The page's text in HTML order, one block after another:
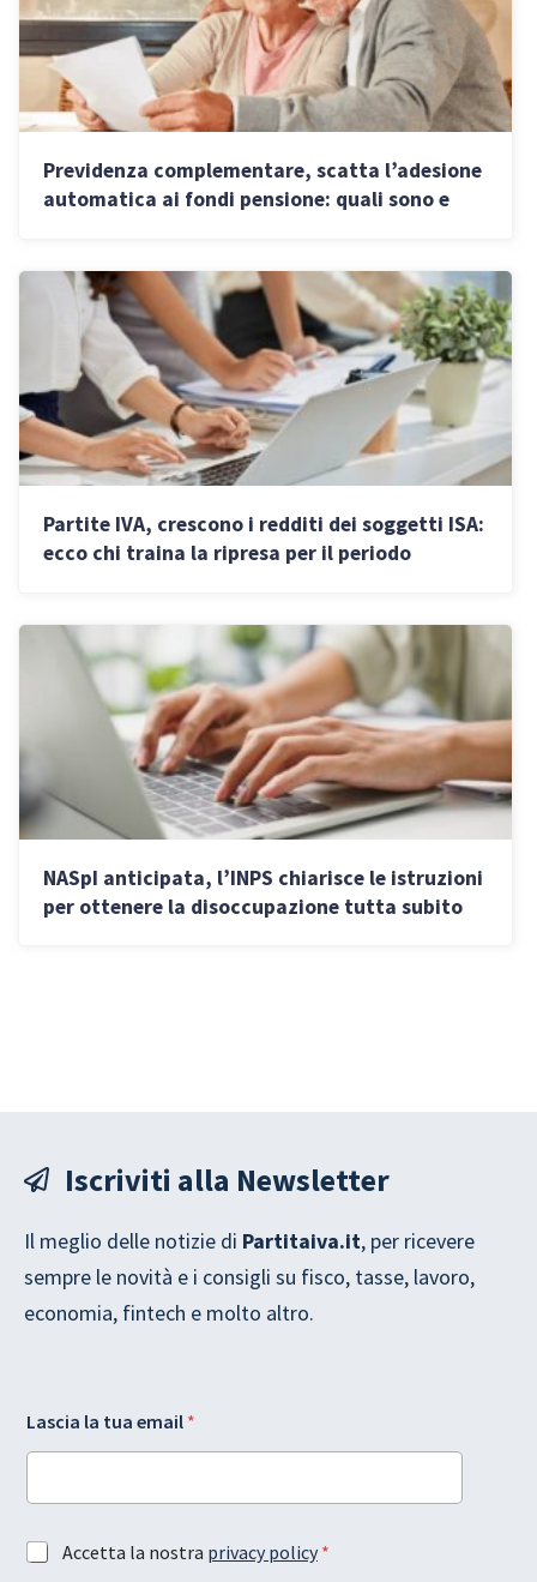
Previdenza complementare, scatta l’adesione
automatica ai fondi pensione: quali sono e
Partite IVA, crescono i redditi dei soggetti ISA:
ecco chi traina la ripresa per il periodo
NASpI anticipata, l’INPS chiarisce le istruzioni
per ottenere la disoccupazione tutta subito
Iscriviti alla Newsletter
Il meglio delle notizie di Partitaiva.it, per ricevere
sempre le novità e i consigli su fisco, tasse, lavoro,
economia, fintech e molto altro.
c
c
t
a
z
Lascia la tua email *
a
A
Accetta la nostra privacy policy *